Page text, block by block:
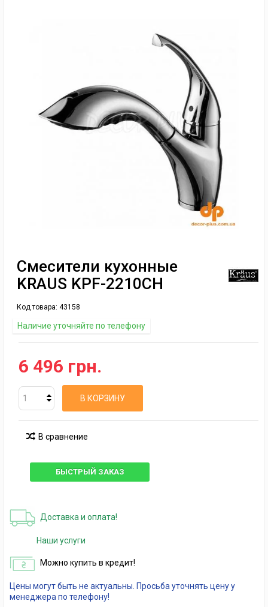
Смесители кухонные
KRAUS KPF-2210CH
Код товара: 43158
Наличие уточняйте по телефону
6 496 грн.
В КОРЗИНУ
В сравнение
БЫСТРЫЙ ЗАКАЗ
Доставка и оплата!
Наши услуги
Можно купить в кредит!
Цены могут быть не актуальны. Просьба уточнять цену у
менеджера по телефону!